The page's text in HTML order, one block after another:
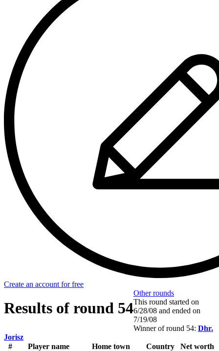
Create an account for free
Results of round 54
Other rounds
This round started on
6/28/08 and ended on
7/19/08
Winner of round 54: Dhr.
Jorisz
#
Player name Home town Country
Net worth